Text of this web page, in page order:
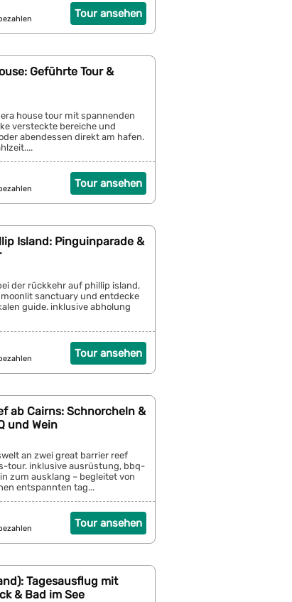
Tour ansehen
Geführte Tour &
house tour mit spannenden
versteckte bereiche und
abendessen direkt am hafen.
Tour ansehen
Island: Pinguinparade &
der rückkehr auf phillip island,
sanctuary und entdecke
guide. inklusive abholung
Tour ansehen
ab Cairns: Schnorcheln &
und Wein
an zwei great barrier reef
tour. inklusive ausrüstung, bbq-
zum ausklang – begleitet von
entspannten tag...
Tour ansehen
Tagesausflug mit
& Bad im See